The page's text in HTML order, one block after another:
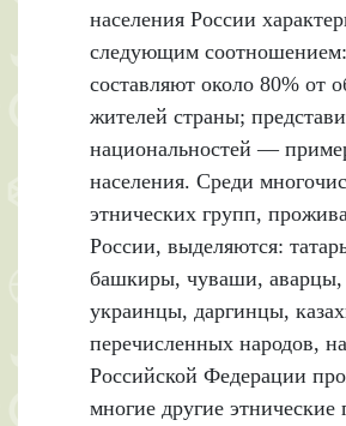
населения России
следующим
составляют около 80% от
жителей страны;
национальностей —
населения. Среди
этнических групп,
России, выделяются:
башкиры, чуваши, аварцы,
украинцы, даргинцы,
перечисленных народов,
Российской Федерации
многие другие этнические